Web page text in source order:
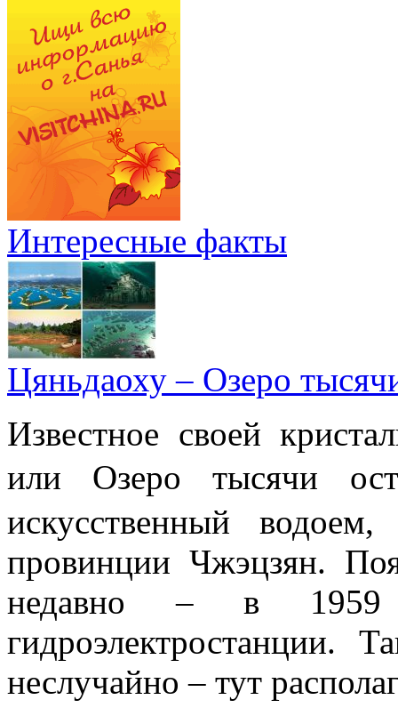
Интересные факты
Цяньдаоху – Озеро
Известное своей
или Озеро тысячи
искусственный
провинции Чжэцзян.
недавно – в 1959
гидроэлектростанции.
неслучайно – тут